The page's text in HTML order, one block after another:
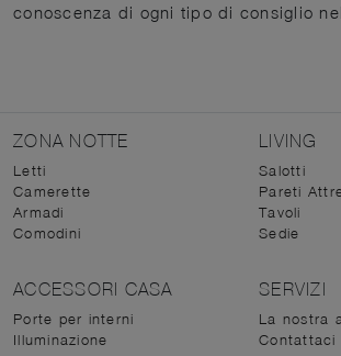
conoscenza di ogni tipo di consiglio
ZONA NOTTE
Letti
Camerette
Armadi
Comodini
LIVING
Salotti
Pareti
Tavoli
Sedie
ACCESSORI CASA
Porte per interni
Illuminazione
SERVIZI
La nostra
Contattaci